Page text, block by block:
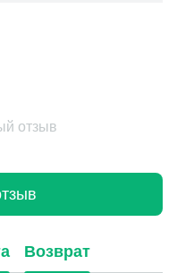
отзыв
Возврат